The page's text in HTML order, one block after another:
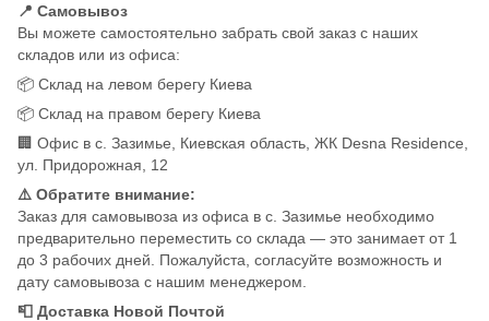
📍 Самовывоз
Вы можете самостоятельно забрать свой заказ с наших
складов или из офиса:
📦 Склад на левом берегу Киева
📦 Склад на правом берегу Киева
🏢 Офис в с. Зазимье, Киевская область, ЖК Desna Residence,
ул. Придорожная, 12
⚠️ Обратите внимание:
Заказ для самовывоза из офиса в с. Зазимье необходимо
предварительно переместить со склада — это занимает от 1
до 3 рабочих дней. Пожалуйста, согласуйте возможность и
дату самовывоза с нашим менеджером.
📮 Доставка Новой Почтой